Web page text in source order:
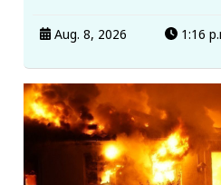
Aug. 8, 2026 1:16